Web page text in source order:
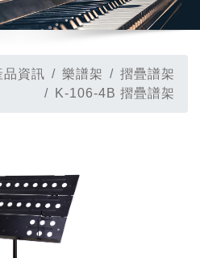
品資訊 樂譜架
摺疊譜架
K-106-4B 摺疊譜架